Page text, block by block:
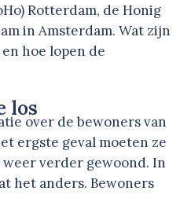
Rotterdam, de Honig
in Amsterdam. Wat zijn
hoe lopen de
los
over de bewoners van
ergste geval moeten ze
verder gewoond. In
het anders. Bewoners